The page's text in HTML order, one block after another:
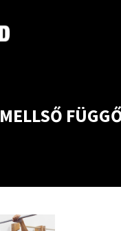
MELLSŐ